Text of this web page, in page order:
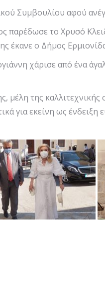
Συμβουλίου αφού
παρέδωσε το Χρυσό
έκανε ο Δήμος
χάρισε από ένα
μέλη της
για εκείνη ως